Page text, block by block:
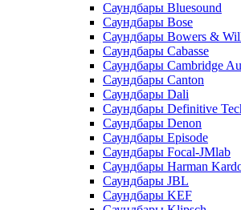
Саундбары Bluesound
Саундбары Bose
Саундбары Bowers &
Саундбары Cabasse
Саундбары Cambridge
Саундбары Canton
Саундбары Dali
Саундбары Definitive
Саундбары Denon
Саундбары Episode
Саундбары Focal-JMlab
Саундбары Harman
Саундбары JBL
Саундбары KEF